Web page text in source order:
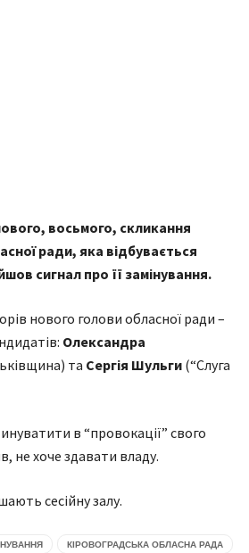
восьмого, скликання
ради, яка відбувається
сигнал про її замінування.
нового голови обласної ради –
Олександра
та Сергія Шульги (“Слуга
в “провокації” свого
не хоче здавати владу.
сесійну залу.
КІРОВОГРАДСЬКА ОБЛАСНА РАДА